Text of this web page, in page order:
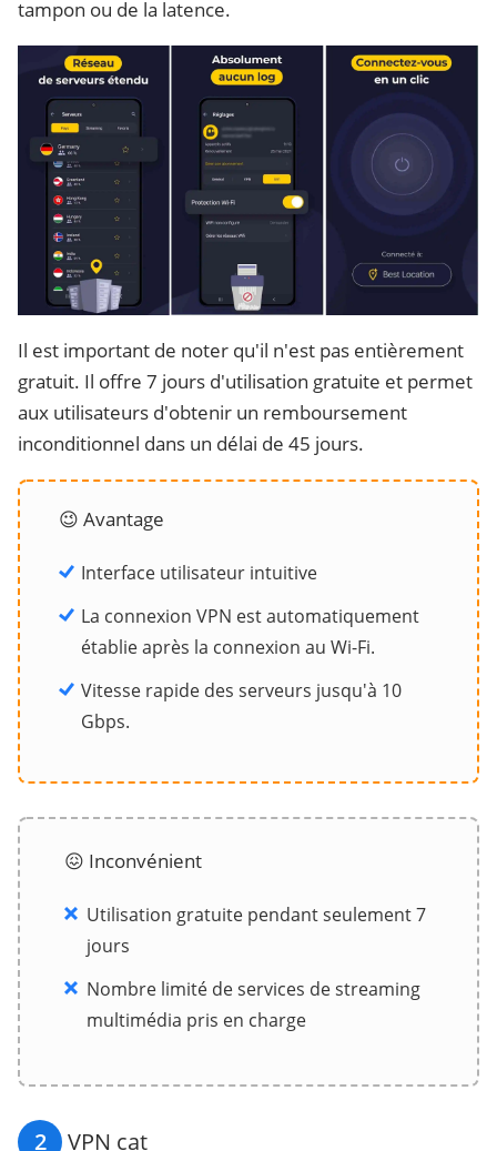
tampon ou de la latence.
Il est important de noter qu'il n'est pas entièrement
gratuit. Il offre 7 jours d'utilisation gratuite et permet
aux utilisateurs d'obtenir un remboursement
inconditionnel dans un délai de 45 jours.
😉 Avantage
Interface utilisateur intuitive
La connexion VPN est automatiquement
établie après la connexion au Wi-Fi.
Vitesse rapide des serveurs jusqu'à 10
Gbps.
😖 Inconvénient
Utilisation gratuite pendant seulement 7
jours
Nombre limité de services de streaming
multimédia pris en charge
2 VPN cat